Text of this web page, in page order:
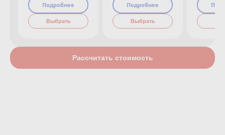
Подробнее
Выбрать
Подробнее
Выбрать
Рассчитать стоимость